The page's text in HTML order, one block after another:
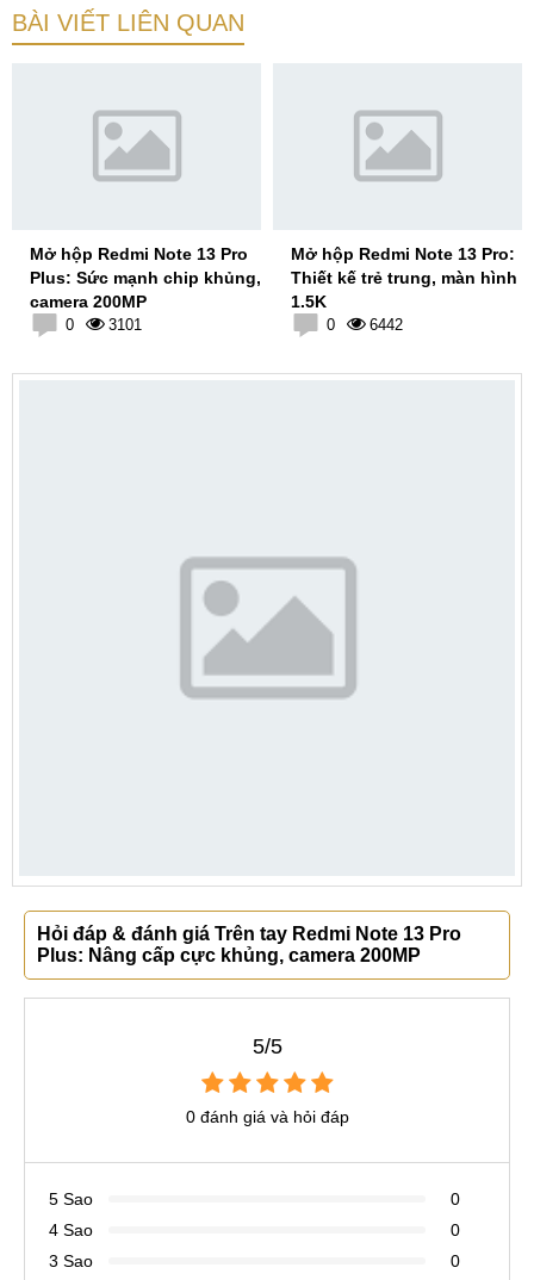
BÀI VIẾT LIÊN QUAN
Mở hộp Redmi Note 13 Pro
Plus: Sức mạnh chip khủng,
camera 200MP
0 3101
Mở hộp Redmi Note 13 Pro:
Thiết kế trẻ trung, màn hình
1.5K
0 6442
Hỏi đáp & đánh giá Trên tay Redmi Note 13 Pro
Plus: Nâng cấp cực khủng, camera 200MP
5/5
0 đánh giá và hỏi đáp
5 Sao
0
4 Sao
0
3 Sao
0